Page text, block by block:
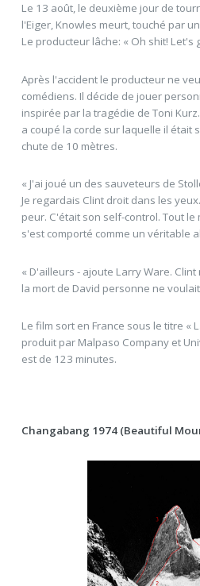
Le 13 août, le deuxième jour de
l'Eiger, Knowles meurt, touché par
Le producteur lâche: « Oh shit! Let's
Après l'accident le producteur ne
comédiens. Il décide de jouer
inspirée par la tragédie de Toni
a coupé la corde sur laquelle il était
chute de 10 mètres.
« J'ai joué un des sauveteurs de
Je regardais Clint droit dans les
peur. C'était son self-control. Tout
s'est comporté comme un véritable
« D'ailleurs - ajoute Larry Ware.
la mort de David personne ne
Le film sort en France sous le titre «
produit par Malpaso Company et
est de 123 minutes.
Changabang 1974 (Beautiful